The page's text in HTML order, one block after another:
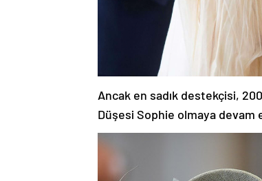
Ancak en sadık destekçisi,
Düşesi Sophie olmaya devam